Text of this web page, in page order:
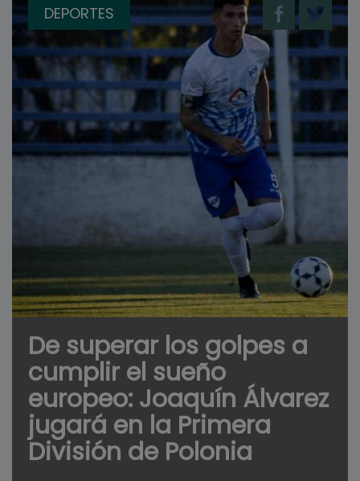
DEPORTES
De superar los golpes a
cumplir el sueño
europeo: Joaquín Álvarez
jugará en la Primera
División de Polonia